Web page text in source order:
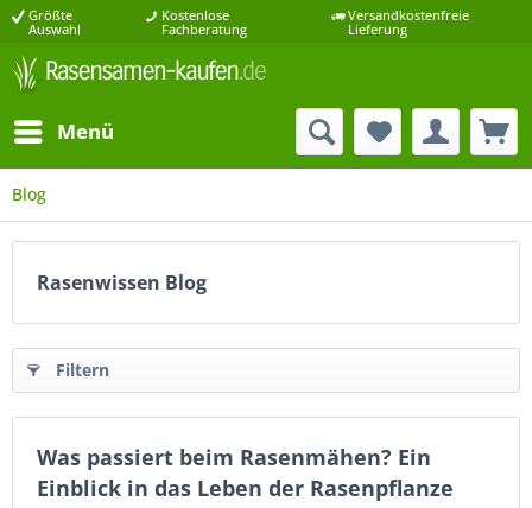
Größte
Auswahl
Kostenlose
Fachberatung
Versandkostenfreie
Lieferung
Menü
Blog
Rasenwissen Blog
Filtern
Was passiert beim Rasenmähen? Ein
Einblick in das Leben der Rasenpflanze